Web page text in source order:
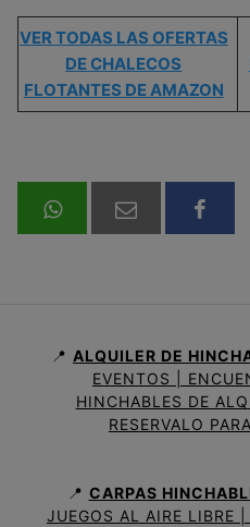
VER TODAS LAS OFERTAS
DE CHALECOS
FLOTANTES DE AMAZON
📍 ALQUILER DE
EVENTOS |
HINCHABLES DE
RESERVALO
📍 CARPAS
JUEGOS AL AIRE LIBRE |